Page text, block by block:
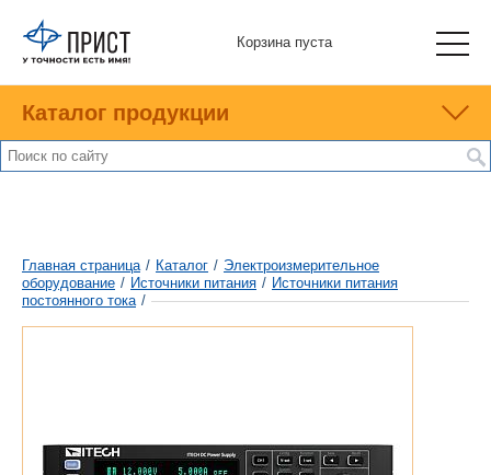
Корзина пуста
Каталог продукции
Главная страница / Каталог / Электроизмерительное
оборудование / Источники питания / Источники питания
постоянного тока /